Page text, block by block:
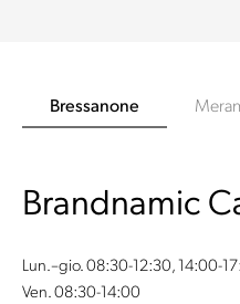
Bressanone
Brandnamic
Lun.–gio. 08:30-12:30, 14:00-
Ven. 08:30-14:00